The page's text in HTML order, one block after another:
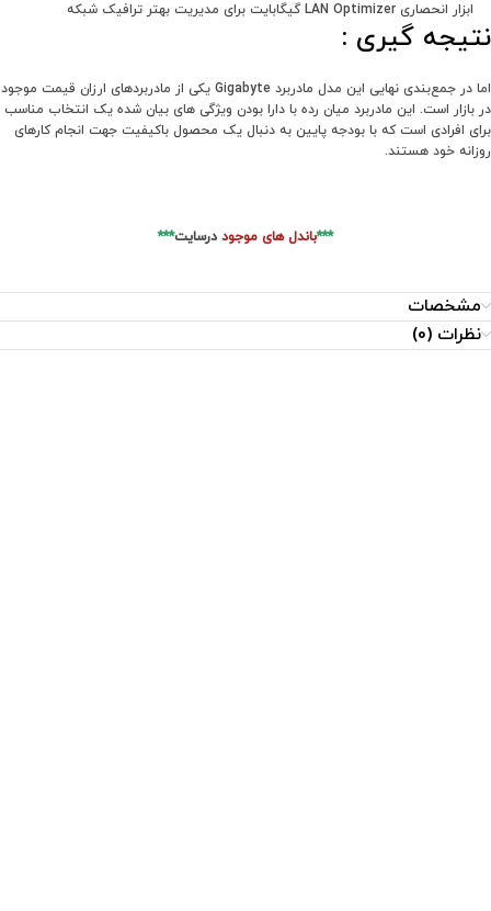
ابزار انحصاری LAN Optimizer گیگابایت برای مدیریت بهتر ترافیک شبکه
نتیجه گیری :
اما در جمع‌بندی نهایی این مدل مادربرد Gigabyte یکی از مادربردهای ارزان قیمت موجود
در بازار است. این مادربرد میان رده با دارا بودن ویژگی های بیان شده یک انتخاب مناسب
برای افرادی است که با بودجه پایین به دنبال یک محصول باکیفیت جهت انجام کارهای
روزانه خود هستند.
***باندل های موجود درسایت***
مشخصات
نظرات (0)